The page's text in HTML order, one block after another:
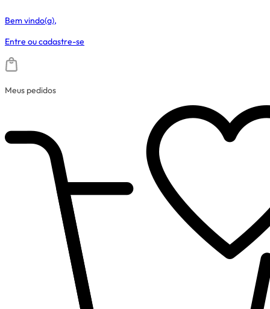
Bem vindo(a),
Entre oucadastre-se
Meus pedidos